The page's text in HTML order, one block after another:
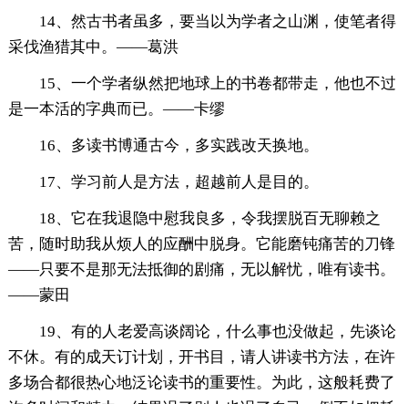
14、然古书者虽多，要当以为学者之山渊，使笔者得
采伐渔猎其中。——葛洪
15、一个学者纵然把地球上的书卷都带走，他也不过
是一本活的字典而已。——卡缪
16、多读书博通古今，多实践改天换地。
17、学习前人是方法，超越前人是目的。
18、它在我退隐中慰我良多，令我摆脱百无聊赖之
苦，随时助我从烦人的应酬中脱身。它能磨钝痛苦的刀锋
——只要不是那无法抵御的剧痛，无以解忧，唯有读书。
——蒙田
19、有的人老爱高谈阔论，什么事也没做起，先谈论
不休。有的成天订计划，开书目，请人讲读书方法，在许
多场合都很热心地泛论读书的重要性。为此，这般耗费了